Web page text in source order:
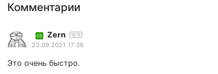
Комментарии
05 Zern 1619
23.09.2021 17:36
Это очень быстро.